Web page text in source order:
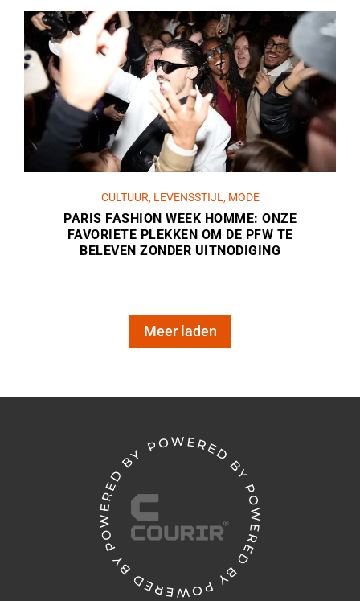
CULTUUR, LEVENSSTIJL , MODE
PARIS FASHION WEEK HOMME: ONZE
FAVORIETE PLEKKEN OM DE PFW TE
BELEVEN ZONDER UITNODIGING
Meer laden